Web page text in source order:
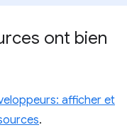
ont bien
afficher et
.